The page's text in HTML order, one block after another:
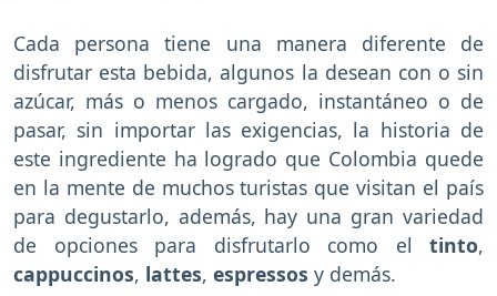
Cada persona tiene una manera diferente de
disfrutar esta bebida, algunos la desean con o sin
azúcar, más o menos cargado, instantáneo o de
pasar, sin importar las exigencias, la historia de
este ingrediente ha logrado que Colombia quede
en la mente de muchos turistas que visitan el país
para degustarlo, además, hay una gran variedad
de opciones para disfrutarlo como el tinto,
cappuccinos, lattes, espressos y demás.